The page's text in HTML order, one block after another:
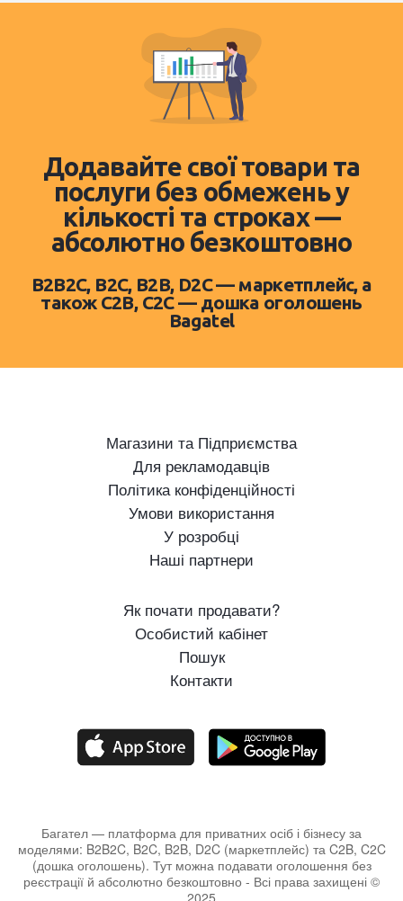
Додавайте свої товари та
послуги без обмежень у
кількості та строках —
абсолютно безкоштовно
B2B2C, B2C, B2B, D2C — маркетплейс, а
також C2B, C2C — дошка оголошень
Bagatel
Магазини та Підприємства
Для рекламодавців
Політика конфіденційності
Умови використання
У розробці
Наші партнери
Як почати продавати?
Особистий кабінет
Пошук
Контакти
Багател — платформа для приватних осіб і бізнесу за
моделями: B2B2C, B2C, B2B, D2C (маркетплейс) та C2B, C2C
(дошка оголошень). Тут можна подавати оголошення без
реєстрації й абсолютно безкоштовно - Всі права захищені ©